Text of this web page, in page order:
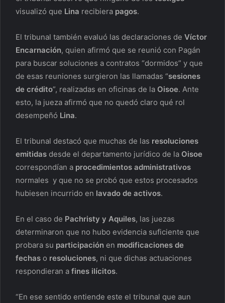
visualizó que Lina recibiera pagos.
El tribunal también evaluó las declaraciones de Víctor
Encarnación, quien afirmó que se reunió con Pagán
para buscar soluciones a contratos “dormidos” y que
de esas reuniones surgieron las llamadas “sesiones
de crédito”, realizadas en oficinas de la Oisoe. Ante
esto, la jueza afirmó que no quedó claro qué rol
desempeñó Lina.
El tribunal destacó que muchas de las resoluciones
emitidas desde el departamento jurídico de la Oisoe
correspondían a procedimientos administrativos
normales y que no se probó que estos procesados
hubiesen incurrido en lavado de activos.
En el caso de Pachristy y Aquiles, las juezas
determinaron que no hubo evidencia suficiente que
probara su participación en modificaciones de
fechas o resoluciones, ni que dichas actuaciones
respondieran a fines ilícitos.
“En ese sentido entiende este el tribunal que aun